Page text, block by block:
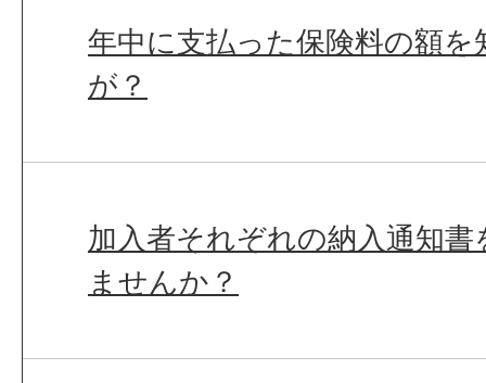
年中に支払った保険料の額
が？
加入者それぞれの納入通知
ませんか？